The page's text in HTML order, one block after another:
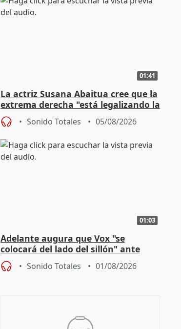
01:41
La actriz Susana Abaitua cree que la
extrema derecha "está legalizando la
homofobia"
Sonido Totales 05/08/2026
01:03
Adelante augura que Vox "se
colocará del lado del sillón" ante
iniciativas de la oposición
Sonido Totales 01/08/2026